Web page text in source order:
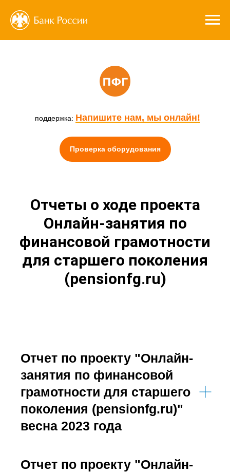
поддержка: Напишите нам, мы онлайн!
Проверка оборудования
Отчеты о ходе проекта
Онлайн-занятия по
финансовой грамотности
для старшего поколения
(pensionfg.ru)
Отчет по проекту "Онлайн-
занятия по финансовой
грамотности для старшего
поколения (pensionfg.ru)"
весна 2023 года
Отчет по проекту "Онлайн-